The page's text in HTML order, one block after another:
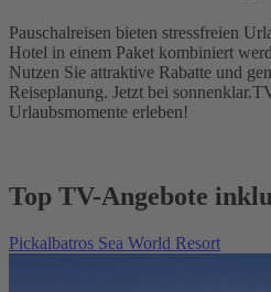
Pauschalreisen bieten stressfreien
Hotel in einem Paket kombiniert
Nutzen Sie attraktive Rabatte und
Reiseplanung. Jetzt bei
Urlaubsmomente erleben!
Top TV-Angebote
Pickalbatros Sea World Resort